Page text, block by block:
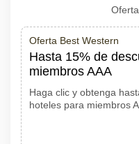
Oferta Best Western
Hasta 15% de
miembros AAA
Haga clic y obtenga
hoteles para miembros